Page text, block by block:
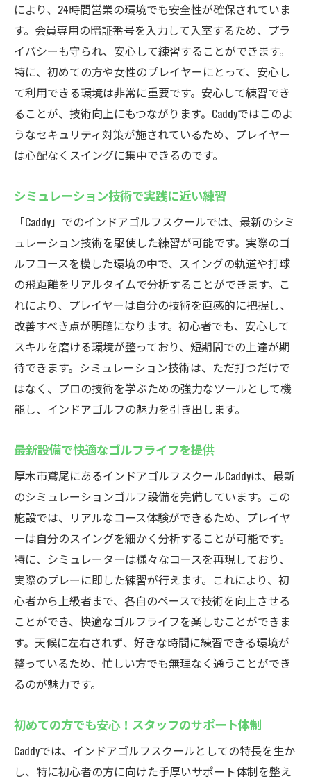
により、24時間営業の環境でも安全性が確保されていま
す。会員専用の暗証番号を入力して入室するため、プラ
イバシーも守られ、安心して練習することができます。
特に、初めての方や女性のプレイヤーにとって、安心し
て利用できる環境は非常に重要です。安心して練習でき
ることが、技術向上にもつながります。Caddyではこのよ
うなセキュリティ対策が施されているため、プレイヤー
は心配なくスイングに集中できるのです。
シミュレーション技術で実践に近い練習
「Caddy」でのインドアゴルフスクールでは、最新のシミ
ュレーション技術を駆使した練習が可能です。実際のゴ
ルフコースを模した環境の中で、スイングの軌道や打球
の飛距離をリアルタイムで分析することができます。こ
れにより、プレイヤーは自分の技術を直感的に把握し、
改善すべき点が明確になります。初心者でも、安心して
スキルを磨ける環境が整っており、短期間での上達が期
待できます。シミュレーション技術は、ただ打つだけで
はなく、プロの技術を学ぶための強力なツールとして機
能し、インドアゴルフの魅力を引き出します。
最新設備で快適なゴルフライフを提供
厚木市鳶尾にあるインドアゴルフスクールCaddyは、最新
のシミュレーションゴルフ設備を完備しています。この
施設では、リアルなコース体験ができるため、プレイヤ
ーは自分のスイングを細かく分析することが可能です。
特に、シミュレーターは様々なコースを再現しており、
実際のプレーに即した練習が行えます。これにより、初
心者から上級者まで、各自のペースで技術を向上させる
ことができ、快適なゴルフライフを楽しむことができま
す。天候に左右されず、好きな時間に練習できる環境が
整っているため、忙しい方でも無理なく通うことができ
るのが魅力です。
初めての方でも安心！スタッフのサポート体制
Caddyでは、インドアゴルフスクールとしての特長を生か
し、特に初心者の方に向けた手厚いサポート体制を整え